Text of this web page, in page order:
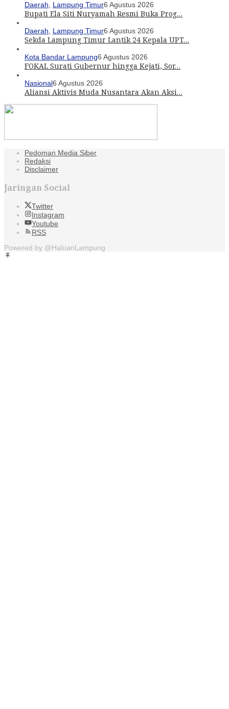
Daerah, Lampung Timur6 Agustus 2026
Bupati Ela Siti Nuryamah Resmi Buka Prog…
Daerah, Lampung Timur6 Agustus 2026
Sekda Lampung Timur Lantik 24 Kepala UPT…
Kota Bandar Lampung6 Agustus 2026
FOKAL Surati Gubernur hingga Kejati, Sor…
Nasional6 Agustus 2026
Aliansi Aktivis Muda Nusantara Akan Aksi…
Pedoman Media Siber
Redaksi
Disclaimer
Jaringan Social
Twitter
Instagram
Youtube
RSS
Powered by @HaluanLampung